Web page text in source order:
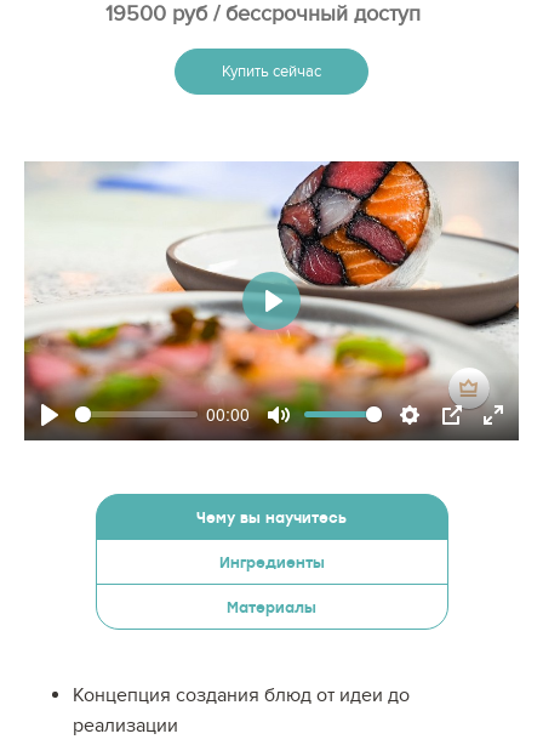
19500 руб / бессрочный доступ
Купить сейчас
Play
00:00
Mute
Settings
PIP
Enter
Play
Чему вы научитесь
Ингредиенты
Материалы
Концепция создания блюд от идеи до
реализации